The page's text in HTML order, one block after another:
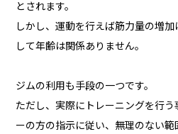
とされます。
しかし、運動を行えば筋力量の増
して年齢は関係ありません。
ジムの利用も手段の一つです。
ただし、実際にトレーニングを行
ーの方の指示に従い、無理のない